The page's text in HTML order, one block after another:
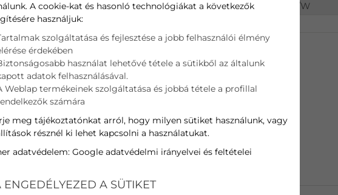
SCOP
Fűtés W/W
Energia osztály
Kategóriák: Klímák , Midea ,
A cookie-kat és hasonló technológiákat a következők
használjuk:
szolgáltatása és fejlesztése a jobb felhasználói élmény
érdekében
használat lehetővé tétele a sütikből az általunk
adatok felhasználásával.
Weblap termékeinek szolgáltatása és jobbá tétele a profillal
számára
meg tájékoztatónkat arról, hogy milyen sütiket használunk, vagy
résznél ki lehet kapcsolni a használatukat.
adatvédelem: Google adatvédelmi irányelvei és feltételei
ENGEDÉLYEZED A SÜTIKET